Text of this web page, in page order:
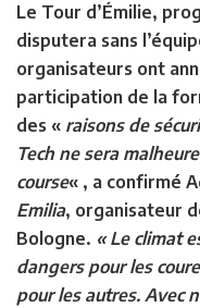
Le Tour d’Émilie,
disputera sans
organisateurs ont
participation de la
des « raisons de
Tech ne sera
course« , a confirmé
Emilia, organisateur
Bologne. « Le climat
dangers pour les
pour les autres. Avec